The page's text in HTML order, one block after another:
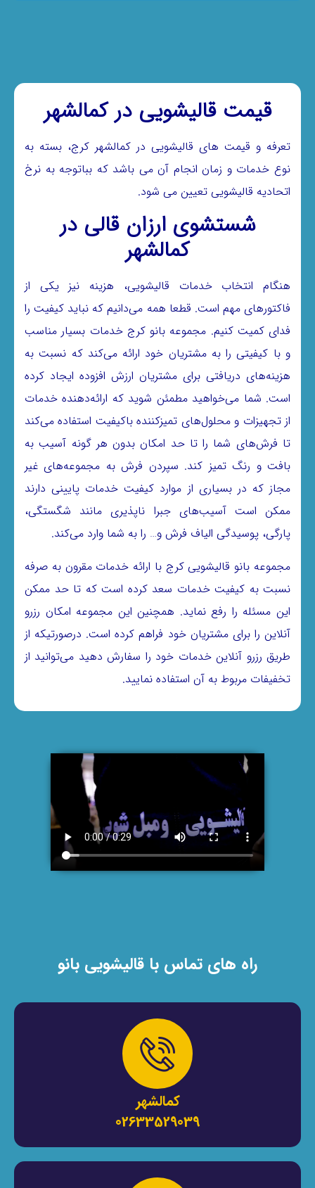
قیمت قالیشویی در کمالشهر
تعرفه و قیمت های قالیشویی در کمالشهر کرج، بسته به
نوع خدمات و زمان انجام آن می باشد که بباتوجه به نرخ
اتحادیه قالیشویی تعیین می شود.
شستشوی ارزان قالی در
کمالشهر
هنگام انتخاب خدمات قالیشویی، هزینه نیز یکی از
فاکتورهای مهم است. قطعا همه می‌دانیم که نباید کیفیت را
فدای کمیت کنیم. مجموعه بانو کرج خدمات بسیار مناسب
و با کیفیتی را به مشتریان خود ارائه می‌کند که نسبت به
هزینه‌های دریافتی برای مشتریان ارزش افزوده ایجاد کرده
است. شما می‌خواهید مطمئن شوید که ارائه‌دهنده خدمات
از تجهیزات و محلول‌های تمیزکننده باکیفیت استفاده می‌کند
تا فرش‌های شما را تا حد امکان بدون هر گونه آسیب به
بافت و رنگ تمیز کند. سپردن فرش به مجموعه‌های غیر
مجاز که در بسیاری از موارد کیفیت خدمات پایینی دارند
ممکن است آسیب‌های جبرا ناپذیری مانند شگستگی،
پارگی، پوسیدگی الیاف فرش و… را به شما وارد می‌کند.
مجموعه بانو قالیشویی کرج با ارائه خدمات مقرون به صرفه
نسبت به کیفیت خدمات سعد کرده است که تا حد ممکن
این مسئله را رفع نماید. همچنین این مجموعه امکان رزرو
آنلاین را برای مشتریان خود فراهم کرده است. درصورتیکه از
طریق رزرو آنلاین خدمات خود را سفارش دهید می‌توانید از
تخفیفات مربوط به آن استفاده نمایید.
راه های تماس با قالیشویی بانو
کمالشهر
02633529039